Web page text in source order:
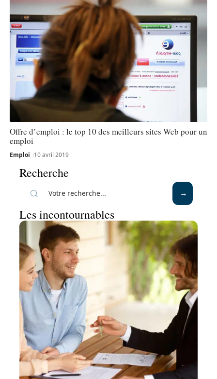
Offre d’emploi : le top 10 des meilleurs sites Web pour un
emploi
Emploi 10 avril 2019
Recherche
Les incontournables